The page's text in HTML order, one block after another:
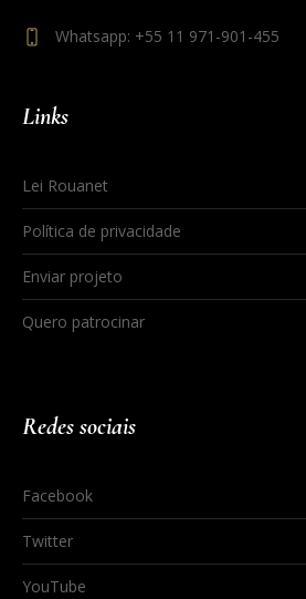
Whatsapp: +55 11 971-901-455
Links
Lei Rouanet
Política de privacidade
Enviar projeto
Quero patrocinar
Redes sociais
Facebook
Twitter
YouTube